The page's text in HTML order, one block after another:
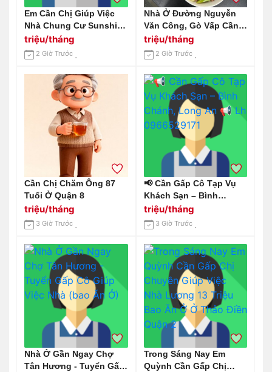
Em Cần Chị Giúp Việc
Nhà Chung Cư Sunshine
Tower Quận 1 Lương 13
Triệu Bao Ăn Ở Ạ
triệu/tháng
2 Giờ Trước
Nhà Ở Đường Nguyễn
Văn Công, Gò Vấp Cần
Tìm Cô Phụ Giúp Việc
Nhà Làm Ở Lại.
triệu/tháng
2 Giờ Trước
Cần Chị Chăm Ông 87
Tuổi Ở Quận 8
triệu/tháng
3 Giờ Trước
📢 Cần Gấp Cô Tạp Vụ
Khách Sạn – Bình
Chánh, Long An 📢 Lh
0966529171
triệu/tháng
3 Giờ Trước
Nhà Ở Gần Ngay Chợ
Tân Hương - Tuyển Gấp
Trong Sáng Nay Em
Quỳnh Cần Gấp Chị